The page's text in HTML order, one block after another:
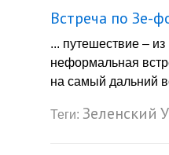
Встреча по Зе-
... путешествие –
неформальная
на самый дальний
Теги: Зеленский